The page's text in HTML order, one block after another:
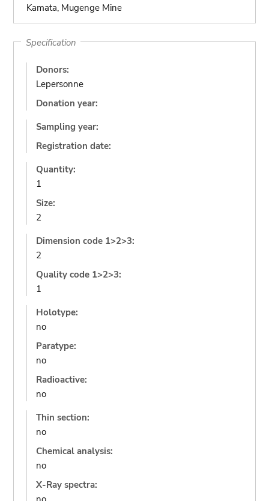
Kamata, Mugenge Mine
Specification
Donors:
Lepersonne
Donation year:
Sampling year:
Registration date:
Quantity:
1
Size:
2
Dimension code 1>2>3:
2
Quality code 1>2>3:
1
Holotype:
no
Paratype:
no
Radioactive:
no
Thin section:
no
Chemical analysis:
no
X-Ray spectra: